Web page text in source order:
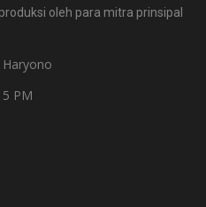
oleh para mitra prinsipal
Haryono
PM